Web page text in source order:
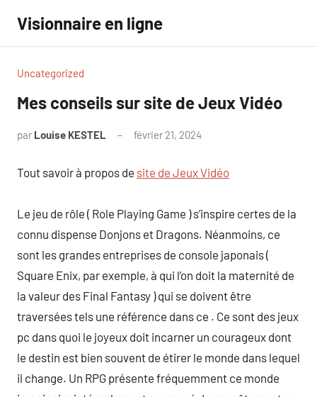
contenu
Visionnaire en ligne
Uncategorized
Mes conseils sur site de Jeux Vidéo
par Louise KESTEL février 21, 2024
Tout savoir à propos de site de Jeux Vidéo
Le jeu de rôle ( Role Playing Game ) s’inspire certes de la
connu dispense Donjons et Dragons. Néanmoins, ce
sont les grandes entreprises de console japonais (
Square Enix, par exemple, à qui l’on doit la maternité de
la valeur des Final Fantasy ) qui se doivent être
traversées tels une référence dans ce . Ce sont des jeux
pc dans quoi le joyeux doit incarner un courageux dont
le destin est bien souvent de étirer le monde dans lequel
il change. Un RPG présente fréquemment ce monde